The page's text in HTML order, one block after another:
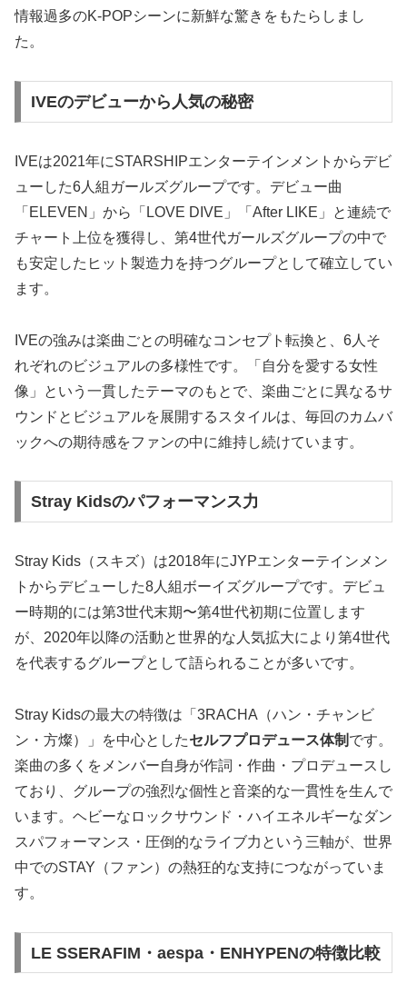
情報過多のK-POPシーンに新鮮な驚きをもたらしまし
た。
IVEのデビューから人気の秘密
IVEは2021年にSTARSHIPエンターテインメントからデビ
ューした6人組ガールズグループです。デビュー曲
「ELEVEN」から「LOVE DIVE」「After LIKE」と連続で
チャート上位を獲得し、第4世代ガールズグループの中で
も安定したヒット製造力を持つグループとして確立してい
ます。
IVEの強みは楽曲ごとの明確なコンセプト転換と、6人そ
れぞれのビジュアルの多様性です。「自分を愛する女性
像」という一貫したテーマのもとで、楽曲ごとに異なるサ
ウンドとビジュアルを展開するスタイルは、毎回のカムバ
ックへの期待感をファンの中に維持し続けています。
Stray Kidsのパフォーマンス力
Stray Kids（スキズ）は2018年にJYPエンターテインメン
トからデビューした8人組ボーイズグループです。デビュ
ー時期的には第3世代末期〜第4世代初期に位置します
が、2020年以降の活動と世界的な人気拡大により第4世代
を代表するグループとして語られることが多いです。
Stray Kidsの最大の特徴は「3RACHA（ハン・チャンビ
ン・方燦）」を中心としたセルフプロデュース体制 です。
楽曲の多くをメンバー自身が作詞・作曲・プロデュースし
ており、グループの強烈な個性と音楽的な一貫性を生んで
います。ヘビーなロックサウンド・ハイエネルギーなダン
スパフォーマンス・圧倒的なライブ力という三軸が、世界
中でのSTAY（ファン）の熱狂的な支持につながっていま
す。
LE SSERAFIM・aespa・ENHYPENの特徴比較